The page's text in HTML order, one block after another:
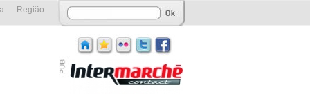
Região